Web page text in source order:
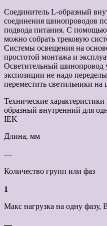
Соединитель L-образный
соединения шинопроводов
подвода питания. С
можно собрать трековую
Системы освещения на
простотой монтажа и
Осветительный шинопровод
экспозиции не надо
переместить светильники
Технические
образный внутренний для
IEK
Длина, мм
—
Количество групп или фаз
1
Макс нагрузка на одну фазу,